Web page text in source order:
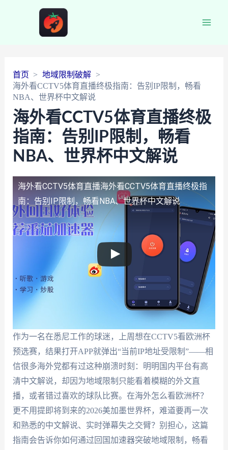
首页
地域限制破解
海外看CCTV5体育直播终极指南：告别IP限制，畅看
NBA、世界杯中文解说
海外看CCTV5体育直播终极
指南：告别IP限制，畅看
NBA、世界杯中文解说
海外看CCTV5体育直播海外看CCTV5体育直播终极指
南：告别IP限制，畅看NBA、世界杯中文解说
作为一名在悉尼工作的球迷，上周想在CCTV5看欧洲杯
预选赛，结果打开APP就弹出“当前IP地址受限制”——相
信很多海外党都有过这种崩溃时刻：明明国内平台有高
清中文解说，却因为地域限制只能看着模糊的外文直
播，或者错过喜欢的球队比赛。在海外怎么看欧洲杯？
更不用提即将到来的2026美加墨世界杯，难道要再一次
和熟悉的中文解说、实时弹幕失之交臂？别担心，这篇
指南会告诉你如何通过回国加速器突破地域限制，畅看